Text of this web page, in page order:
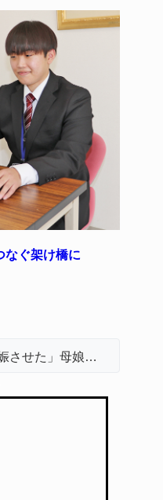
ぐ架け橋に
名張市水道料金47％値上げへ 答申案、審議会で大筋まとまる